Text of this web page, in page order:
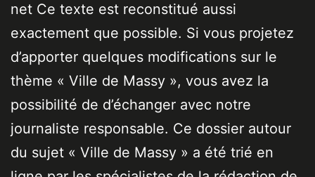
net Ce texte est reconstitué aussi
exactement que possible. Si vous projetez
d’apporter quelques modifications sur le
thème « Ville de Massy », vous avez la
possibilité de d’échanger avec notre
journaliste responsable. Ce dossier autour
du sujet « Ville de Massy » a été trié en